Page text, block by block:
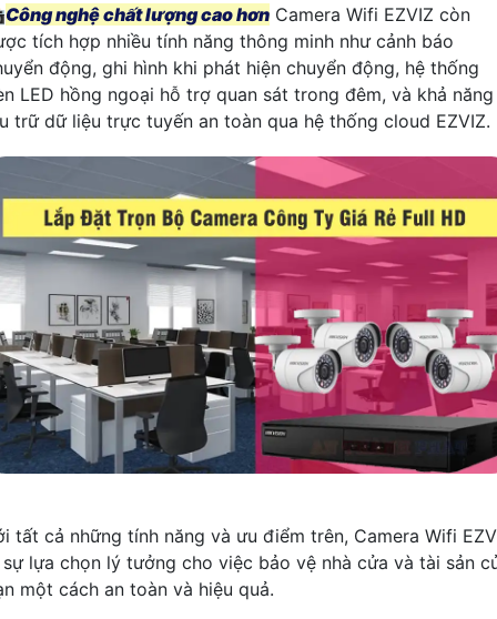
Công nghệ chất lượng cao hơn Camera Wifi EZVIZ còn
tích hợp nhiều tính năng thông minh như cảnh báo
động, ghi hình khi phát hiện chuyển động, hệ thống
LED hồng ngoại hỗ trợ quan sát trong đêm, và khả năng
trữ dữ liệu trực tuyến an toàn qua hệ thống cloud EZVIZ.
tất cả những tính năng và ưu điểm trên, Camera Wifi
lựa chọn lý tưởng cho việc bảo vệ nhà cửa và tài sản
một cách an toàn và hiệu quả.